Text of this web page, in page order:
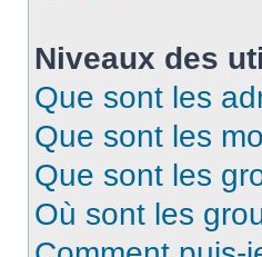
Niveaux des
Que sont les
Que sont les
Que sont les
Où sont les